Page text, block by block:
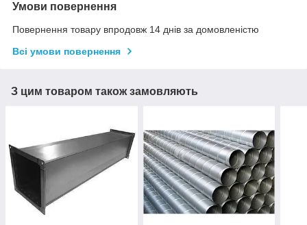
Умови повернення
Повернення товару впродовж 14 днів за домовленістю
Всі умови повернення
З цим товаром також замовляють